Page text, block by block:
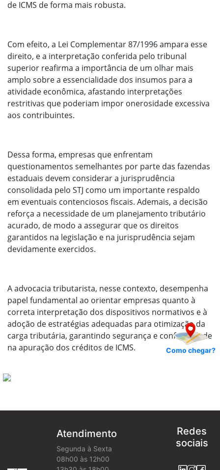
de ICMS de forma mais robusta.
Com efeito, a Lei Complementar 87/1996 ampara esse
direito, e a interpretação conferida pelo tribunal
superior reafirma a importância de um olhar mais
amplo sobre a essencialidade dos insumos para a
atividade econômica, afastando interpretações
restritivas que poderiam impor onerosidade excessiva
aos contribuintes.
Dessa forma, empresas que enfrentam
questionamentos semelhantes por parte das fazendas
estaduais devem considerar a jurisprudência
consolidada pelo STJ como um importante respaldo
em eventuais contenciosos fiscais. Ademais, a decisão
reforça a necessidade de um planejamento tributário
acurado, de modo a assegurar que os direitos
garantidos na legislação e na jurisprudência sejam
devidamente exercidos.
A advocacia tributarista, nesse contexto, desempenha
papel fundamental ao orientar empresas quanto à
correta interpretação dos dispositivos normativos e à
adoção de estratégias adequadas para otimização da
carga tributária, garantindo segurança e conformidade
na apuração dos créditos de ICMS.
Como chegar?
Atendimento
Segunda à Sexta
08h00 às 12h00
Redes
sociais